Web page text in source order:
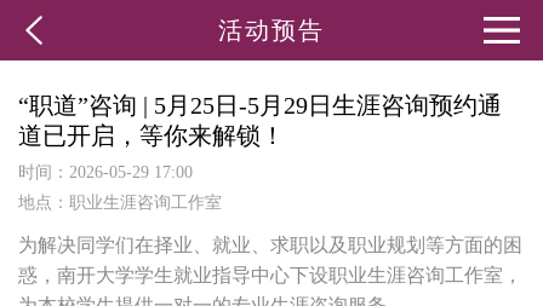
活动预告
“职道”咨询 | 5月25日-5月29日生涯咨询预约通
道已开启，等你来解锁！
时间：2026-05-29 17:00
地点：职业生涯咨询工作室
为解决同学们在择业、就业、求职以及职业规划等方面的困
惑，南开大学学生就业指导中心下设职业生涯咨询工作室，